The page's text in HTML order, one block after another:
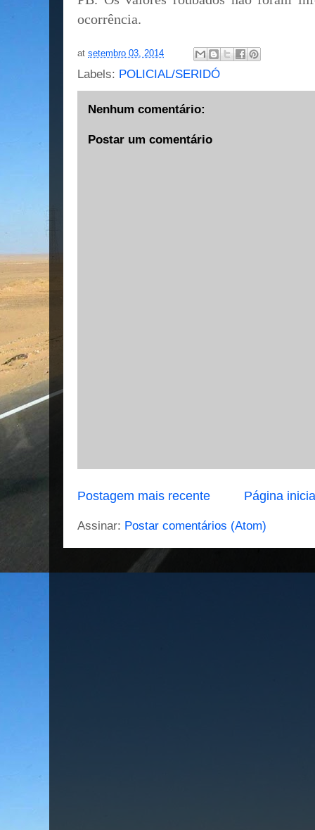
ocorrência.
at setembro 03, 2014
Labels: POLICIAL/SERIDÓ
Nenhum comentário:
Postar um comentário
Postagem mais recente Página
Assinar: Postar comentários (Atom)